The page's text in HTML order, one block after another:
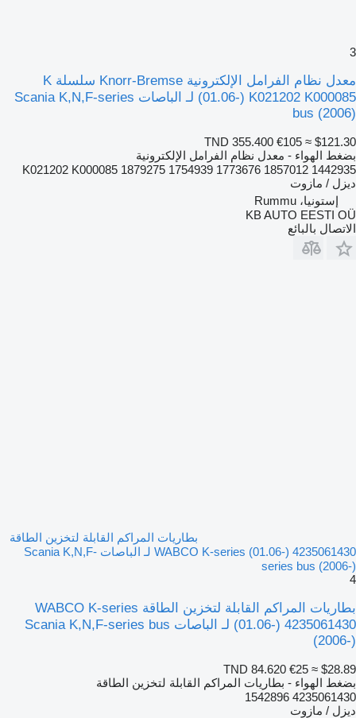
3
معدل نظام الفرامل الإلكترونية Knorr-Bremse سلسلة K
(01.06-) K021202 K000085 لـ الباصات Scania K,N,F-series
bus (2006)
TND 355.400 €105 ≈ $121.30
بضغط الهواء - معدل نظام الفرامل الإلكترونية
K021202 K000085 1879275 1754939 1773676 1857012 1442935
ديزل / مازوت
إستونيا، Rummu
KB AUTO EESTI OÜ
الاتصال بالبائع
بطاريات المراكم القابلة لتخزين الطاقة
WABCO K-series (01.06-) 4235061430 لـ الباصات Scania K,N,F-
series bus (2006-)
4
بطاريات المراكم القابلة لتخزين الطاقة WABCO K-series
(01.06-) 4235061430 لـ الباصات Scania K,N,F-series bus
(2006-)
TND 84.620 €25 ≈ $28.89
بضغط الهواء - بطاريات المراكم القابلة لتخزين الطاقة
4235061430 1542896
ديزل / مازوت